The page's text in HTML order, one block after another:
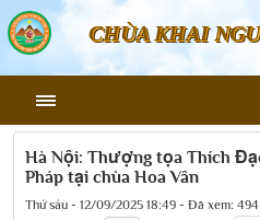
CHÙA KHAI
Hà Nội: Thượng tọa Thích
Pháp tại chùa Hoa Vân
Thứ sáu - 12/09/2025 18:49 - Đã xem: 494